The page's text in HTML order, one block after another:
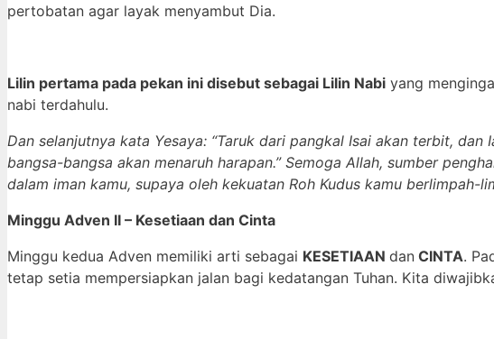
pertobatan agar layak menyambut Dia.
Lilin pertama pada pekan ini disebut sebagai Lilin Nabi yang
nabi terdahulu.
Dan selanjutnya kata Yesaya: “Taruk dari pangkal Isai akan terbit,
bangsa-bangsa akan menaruh harapan.” Semoga Allah, sumber
dalam iman kamu, supaya oleh kekuatan Roh Kudus kamu berlimpah-
Minggu Adven II – Kesetiaan dan Cinta
Minggu kedua Adven memiliki arti sebagai KESETIAAN dan CINTA.
tetap setia mempersiapkan jalan bagi kedatangan Tuhan. Kita